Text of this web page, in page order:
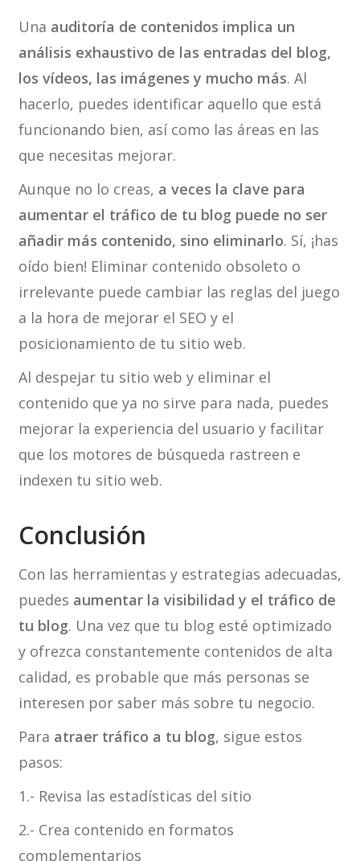
Una auditoría de contenidos implica un
análisis exhaustivo de las entradas del blog,
los vídeos, las imágenes y mucho más. Al
hacerlo, puedes identificar aquello que está
funcionando bien, así como las áreas en las
que necesitas mejorar.
Aunque no lo creas, a veces la clave para
aumentar el tráfico de tu blog puede no ser
añadir más contenido, sino eliminarlo. Sí, ¡has
oído bien! Eliminar contenido obsoleto o
irrelevante puede cambiar las reglas del juego
a la hora de mejorar el SEO y el
posicionamiento de tu sitio web.
Al despejar tu sitio web y eliminar el
contenido que ya no sirve para nada, puedes
mejorar la experiencia del usuario y facilitar
que los motores de búsqueda rastreen e
indexen tu sitio web.
Conclusión
Con las herramientas y estrategias adecuadas,
puedes aumentar la visibilidad y el tráfico de
tu blog. Una vez que tu blog esté optimizado
y ofrezca constantemente contenidos de alta
calidad, es probable que más personas se
interesen por saber más sobre tu negocio.
Para atraer tráfico a tu blog, sigue estos
pasos:
1.- Revisa las estadísticas del sitio
2.- Crea contenido en formatos
complementarios